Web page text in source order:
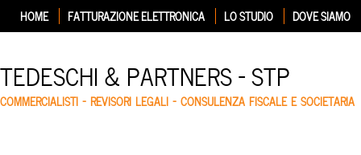
HOME FATTURAZIONE ELETTRONICA LO STUDIO DOVE SIAMO
TEDESCHI & PARTNERS – STP
COMMERCIALISTI – REVISORI LEGALI – CONSULENZA FISCALE E SOCIETARIA